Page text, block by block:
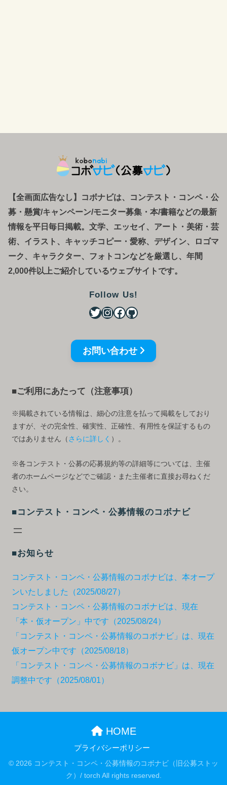
【全画面広告なし】コボナビは、コンテスト・コンペ・ 公
募 ・ 懸賞/キャンペーン/モニター募集・本/書籍などの最新
情報を平日毎日掲載。文学、エッセイ、アート・美術・芸
術、イラスト、キャッチコピー・愛称、デザイン、ロゴマ
ーク、キャラクター、フォトコンなどを厳選し、年間
2,000件以上ご紹介しているウェブサイトです。
Follow Us!
お問い合わせ
■ご利用にあたって（注意事項）
※掲載されている情報は、細心の注意を払って掲載をしており
ますが、その完全性、確実性、正確性、有用性を保証するもの
ではありません（ さらに詳しく ）。
※各コンテスト・公募の応募規約等の詳細等については、主催
者のホームページなどでご確認・また主催者に直接お尋ねくだ
さい。
■コンテスト・コンペ・公募情報のコボナビ
■お知らせ
コンテスト・コンペ・公募情報のコボナビは、本オープ
ンいたしました（2025/08/27）
コンテスト・コンペ・公募情報のコボナビは、現在
「本・仮オープン」中です（2025/08/24）
「コンテスト・コンペ・公募情報のコボナビ」は、現在
仮オープン中です（2025/08/18）
「コンテスト・コンペ・公募情報のコボナビ」は、現在
調整中です（2025/08/01）
HOME
プライバシーポリシー
© 2026 コンテスト・コンペ・公募情報のコボナビ（旧公募ストッ
ク）/ torch All rights reserved.